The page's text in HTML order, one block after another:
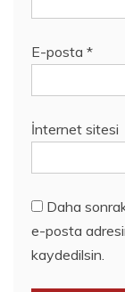
E-posta *
İnternet sitesi
Daha
e-posta
kaydedilsin.